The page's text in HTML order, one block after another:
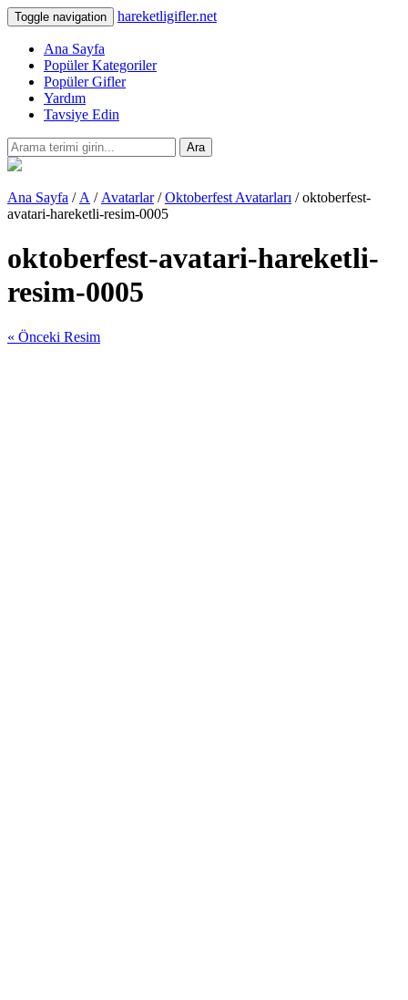
Toggle navigation hareketligifler.net
Ana Sayfa
Popüler Kategoriler
Popüler Gifler
Yardım
Tavsiye Edin
Ara
Ana Sayfa / A / Avatarlar/Oktoberfest Avatarları / oktoberfest-
avatari-hareketli-resim-0005
oktoberfest-avatari-hareketli-
resim-0005
« Önceki Resim